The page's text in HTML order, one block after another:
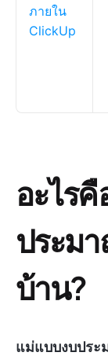
ภายใน
ClickUp
อะไร
ประม
บ้าน?
แม่แบบงบประ